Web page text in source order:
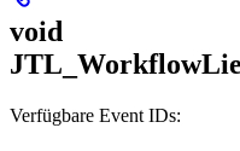
void
Verfügbare Event IDs: